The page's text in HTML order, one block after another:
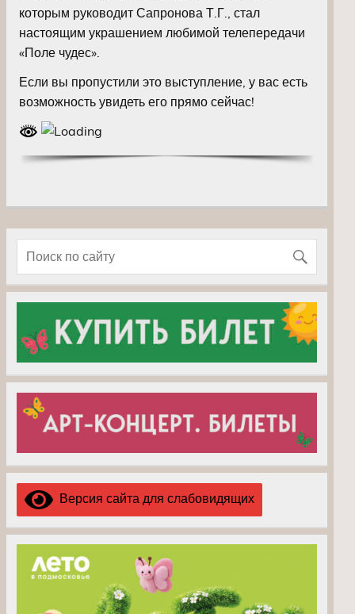
которым руководит Сапронова Т.Г., стал
настоящим украшением любимой телепередачи
«Поле чудес».
Если вы пропустили это выступление, у вас есть
возможность увидеть его прямо сейчас!
Версия сайта для слабовидящих